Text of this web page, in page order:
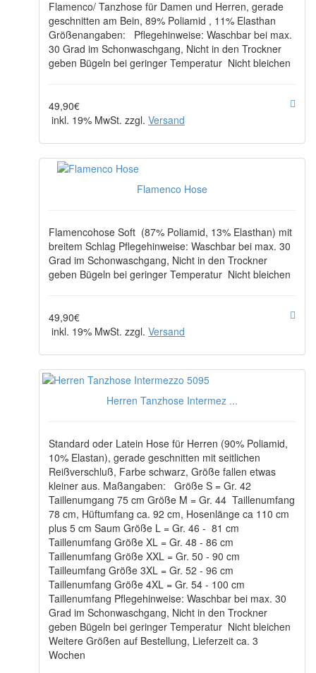
Flamenco/ Tanzhose für Damen und Herren, gerade
geschnitten am Bein, 89% Poliamid , 11% Elasthan
Größenangaben: Pflegehinweise: Waschbar bei max.
30 Grad im Schonwaschgang, Nicht in den Trockner
geben Bügeln bei geringer Temperatur Nicht bleichen
49,90€
inkl. 19% MwSt. zzgl. Versand
Flamenco Hose
Flamencohose Soft (87% Poliamid, 13% Elasthan) mit
breitem Schlag Pflegehinweise: Waschbar bei max. 30
Grad im Schonwaschgang, Nicht in den Trockner
geben Bügeln bei geringer Temperatur Nicht bleichen
49,90€
inkl. 19% MwSt. zzgl. Versand
Herren Tanzhose Intermez ...
Standard oder Latein Hose für Herren (90% Poliamid,
10% Elastan), gerade geschnitten mit seitlichen
Reißverschluß, Farbe schwarz, Größe fallen etwas
kleiner aus. Maßangaben: Größe S = Gr. 42
Taillenumgang 75 cm Größe M = Gr. 44 Taillenumfang
78 cm, Hüftumfang ca. 92 cm, Hosenlänge ca 110 cm
plus 5 cm Saum Größe L = Gr. 46 - 81 cm
Taillenumfang Größe XL = Gr. 48 - 86 cm
Taillenumfang Größe XXL = Gr. 50 - 90 cm
Tailleumfang Größe 3XL = Gr. 52 - 96 cm
Taillenumfang Größe 4XL = Gr. 54 - 100 cm
Taillenumfang Pflegehinweise: Waschbar bei max. 30
Grad im Schonwaschgang, Nicht in den Trockner
geben Bügeln bei geringer Temperatur Nicht bleichen
Weitere Größen auf Bestellung, Lieferzeit ca. 3
Wochen